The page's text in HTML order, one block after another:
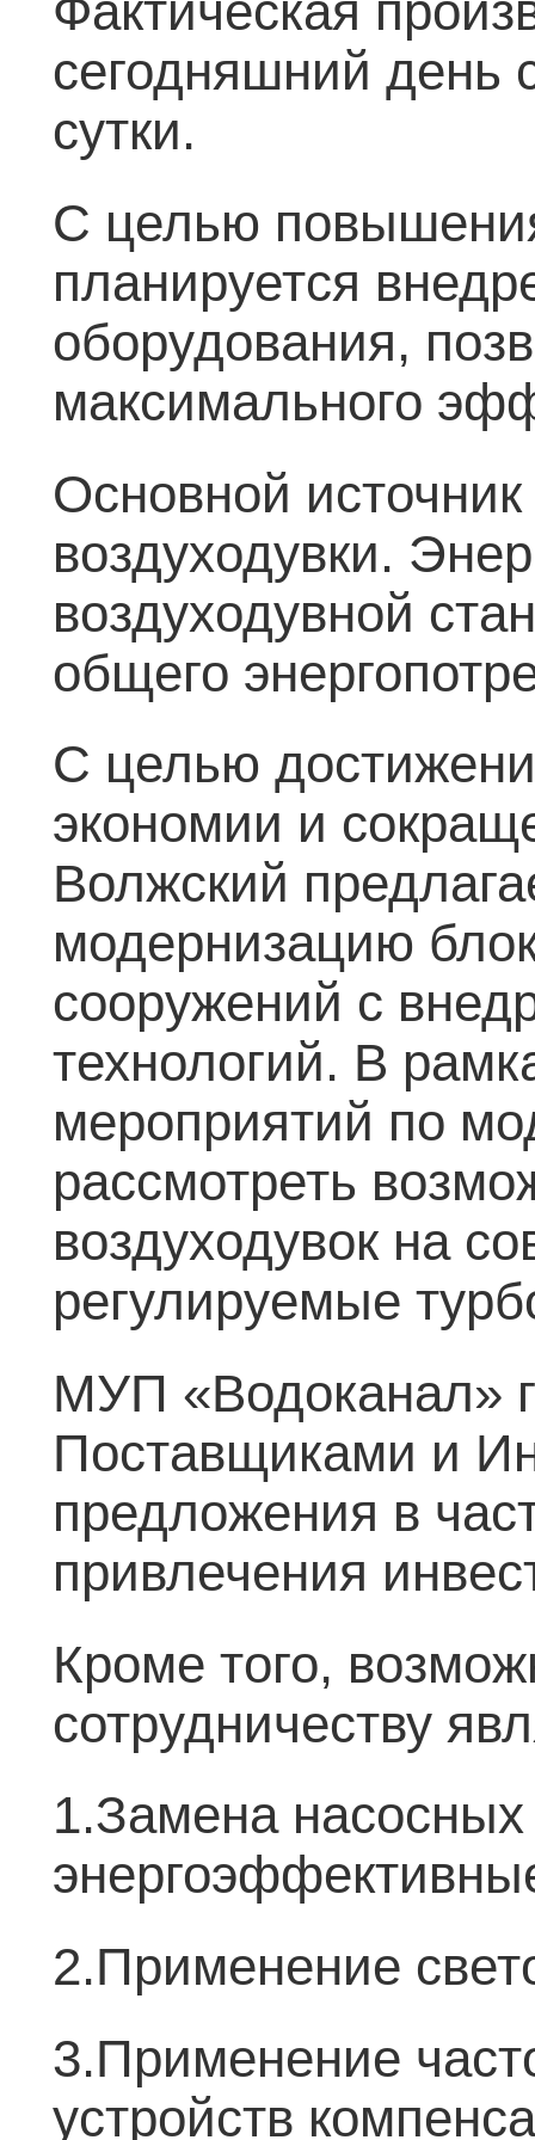
Фактическая
сегодняшний день
сутки.
С целью
планируется
оборудования,
максимального
Основной
воздуходувки.
воздуходувной
общего
С целью
экономии и
Волжский
модернизацию
сооружений с
технологий. В
мероприятий по
рассмотреть
воздуходувок на
регулируемые
МУП «Водоканал»
Поставщиками и
предложения в
привлечения
Кроме того,
сотрудничеству
1.Замена насосных
2.Применение
3.Применение
устройств